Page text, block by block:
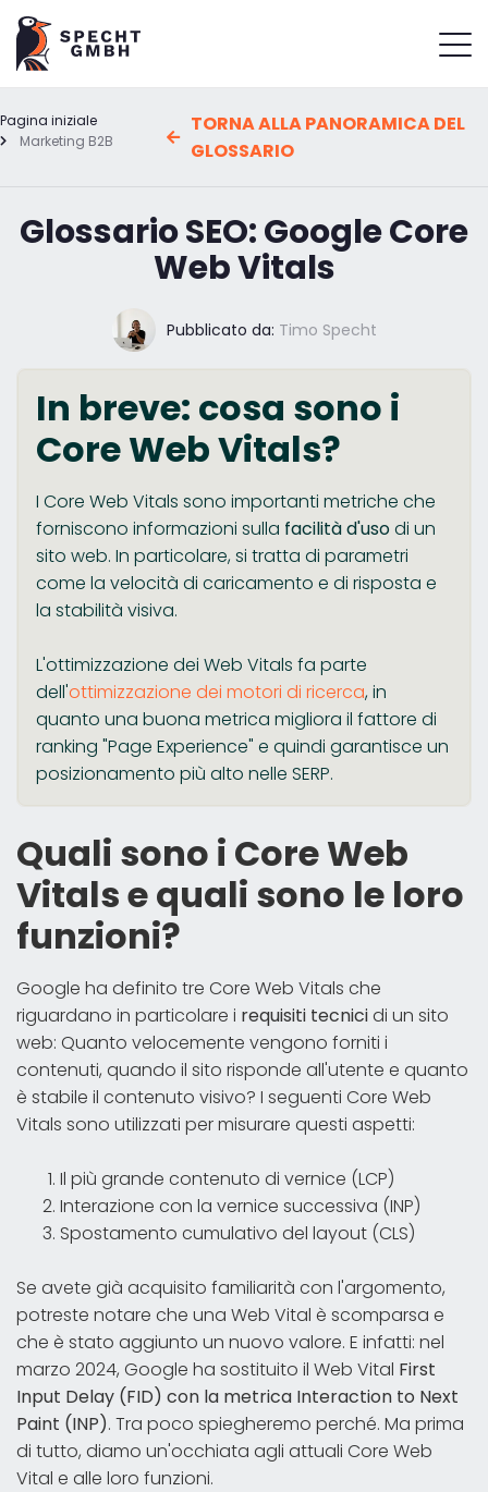
Pagina iniziale
Marketing B2B
TORNA ALLA PANORAMICA DEL
GLOSSARIO
Glossario SEO: Google Core
Web Vitals
Pubblicato da: Timo Specht
In breve: cosa sono i
Core Web Vitals?
I Core Web Vitals sono importanti metriche che
forniscono informazioni sulla facilità d'usodi un
sito web. In particolare, si tratta di parametri
come la velocità di caricamento e di risposta e
la stabilità visiva.
L'ottimizzazione dei Web Vitals fa parte
dell'ottimizzazione dei motori di ricerca, in
quanto una buona metrica migliora il fattore di
ranking "Page Experience" e quindi garantisce un
posizionamento più alto nelle SERP.
Quali sono i Core Web
Vitals e quali sono le loro
funzioni?
Google ha definito tre Core Web Vitals che
riguardano in particolare i requisiti tecnicidi un sito
web: Quanto velocemente vengono forniti i
contenuti, quando il sito risponde all'utente e quanto
è stabile il contenuto visivo? I seguenti Core Web
Vitals sono utilizzati per misurare questi aspetti:
Il più grande contenuto di vernice (LCP)
Interazione con la vernice successiva (INP)
Spostamento cumulativo del layout (CLS)
Se avete già acquisito familiarità con l'argomento,
potreste notare che una Web Vital è scomparsa e
che è stato aggiunto un nuovo valore. E infatti: nel
marzo 2024, Google ha sostituito il Web Vital First
Input Delay (FID) con la metrica Interaction to Next
Paint (INP). Tra poco spiegheremo perché. Ma prima
di tutto, diamo un'occhiata agli attuali Core Web
Vital e alle loro funzioni.